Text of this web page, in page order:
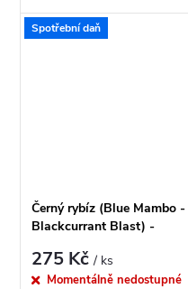
s krásně osvěžujícími
chladivými tóny.
Spotřební daň
Černý rybíz (Blue Mambo -
Blackcurrant Blast) -
& Vape 12ML
275 Kč/ ks
Momentálně nedostupné